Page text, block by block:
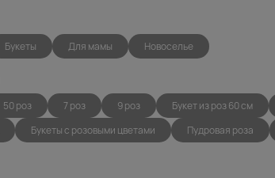
Букеты Для мамы Новоселье
50 роз 7 роз 9 роз Букет из роз 60 см
Букеты с розовыми цветами Пудровая роза